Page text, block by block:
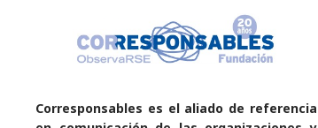
Corresponsables es el aliado de referencia